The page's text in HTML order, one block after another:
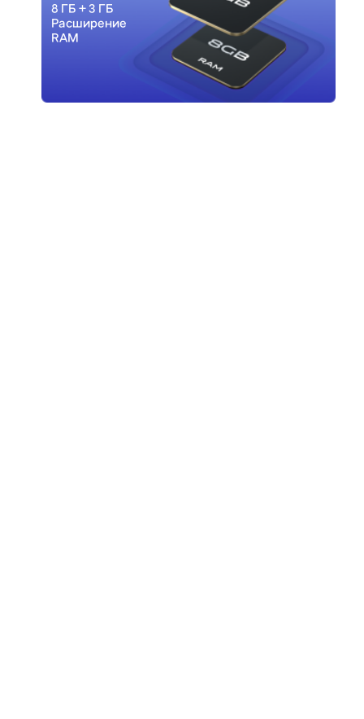
8 ГБ + 3 ГБ
Расширение
RAM